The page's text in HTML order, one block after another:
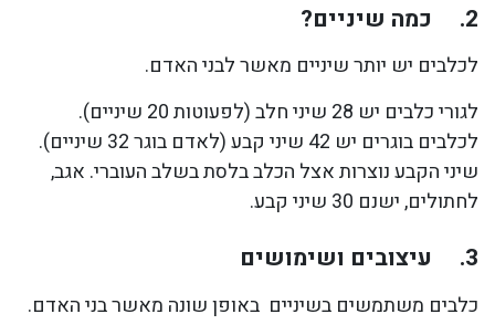
2. כמה שיניים?
לכלבים יש יותר שיניים מאשר לבני האדם.
לגורי כלבים יש 28 שיני חלב (לפעוטות 20 שיניים).
לכלבים בוגרים יש 42 שיני קבע (לאדם בוגר 32 שיניים).
שיני הקבע נוצרות אצל הכלב בלסת בשלב העוברי. אגב,
לחתולים, ישנם 30 שיני קבע.
3. עיצובים ושימושים
כלבים משתמשים בשיניים באופן שונה מאשר בני האדם.